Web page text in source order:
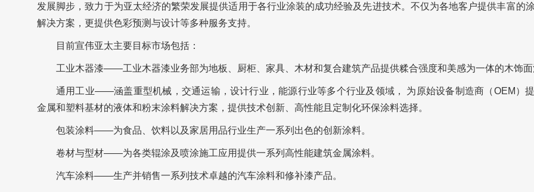
发展脚步，致力于为亚太经济的繁荣发展提供适用于各行业涂装的成功经验及先进技术。不仅为各地客户提供丰富的
解决方案，更提供色彩预测与设计等多种服务支持。
目前宣伟亚太主要目标市场包括：
工业木器漆——工业木器漆业务部为地板、厨柜、家具、木材和复合建筑产品提供糅合强度和美感为一体的木饰
通用工业——涵盖重型机械，交通运输，设计行业，能源行业等多个行业及领域， 为原始设备制造商（OEM）
金属和塑料基材的液体和粉末涂料解决方案，提供技术创新、高性能且定制化环保涂料选择。
包装涂料——为食品、饮料以及家居用品行业生产一系列出色的创新涂料。
卷材与型材——为各类辊涂及喷涂施工应用提供一系列高性能建筑金属涂料。
汽车涂料——生产并销售一系列技术卓越的汽车涂料和修补漆产品。